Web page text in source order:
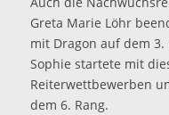
Greta Marie Löhr
mit Dragon auf dem 3.
Sophie startete mit
Reiterwettbewerben
dem 6. Rang.